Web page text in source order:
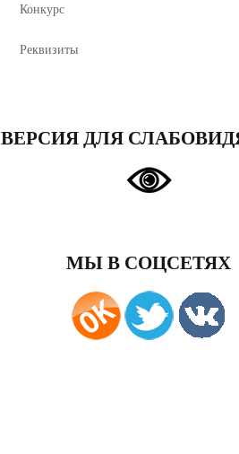
Конкурс
Реквизиты
ВЕРСИЯ ДЛЯ
МЫ В СОЦСЕТЯХ